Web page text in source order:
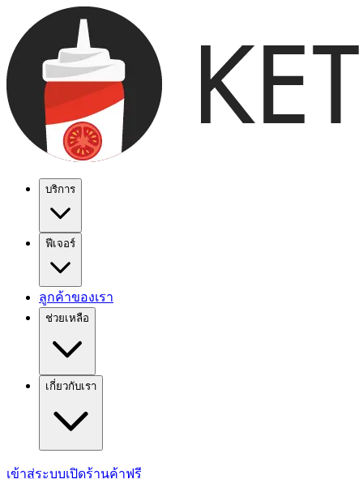
บริการ
ฟีเจอร์
ลูกค้าของเรา
ช่วยเหลือ
เกี่ยวกับเรา
เข้าสู่ระบบเปิดร้านค้าฟรี